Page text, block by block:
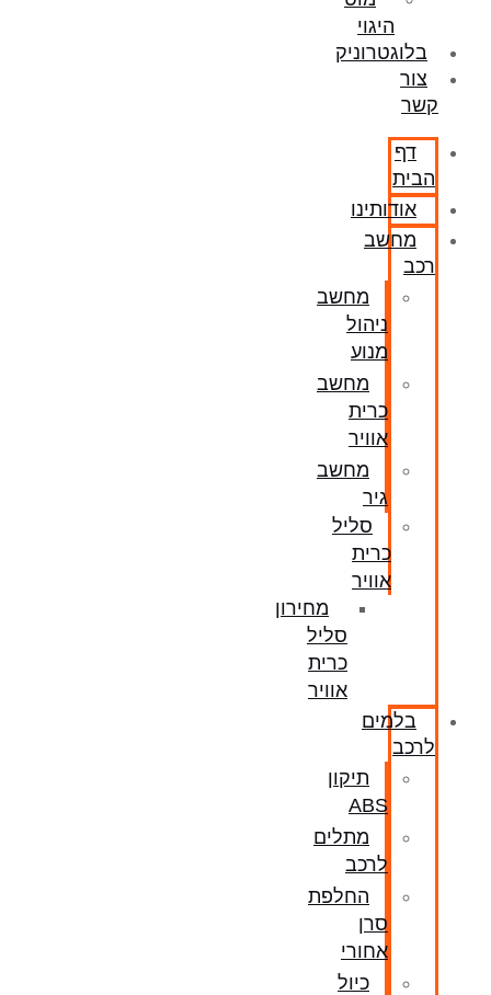
היגוי
בלוגטרוניק
צור
קשר
דף
הבית
אודותינו
מחשב
רכב
מחשב
ניהול
מנוע
מחשב
כרית
אוויר
מחשב
גיר
סליל
כרית
אוויר
מחירון
סליל
כרית
אוויר
בלמים
לרכב
תיקון
ABS
מתלים
לרכב
החלפת
סרן
אחורי
כיול